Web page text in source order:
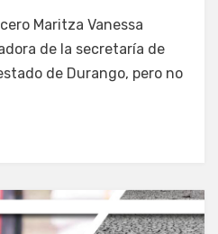
Maritza Vanessa
de la secretaría de
de Durango, pero no